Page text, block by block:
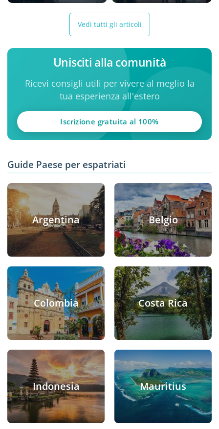
Vedi tutti gli articoli
Unisciti alla comunità
Ricevi consigli utili per vivere al meglio la
tua esperienza all'estero
Iscrizione gratuita al 100%
Guide Paese per espatriati
Argentina Belgio
Colombia Costa Rica
Indonesia Mauritius